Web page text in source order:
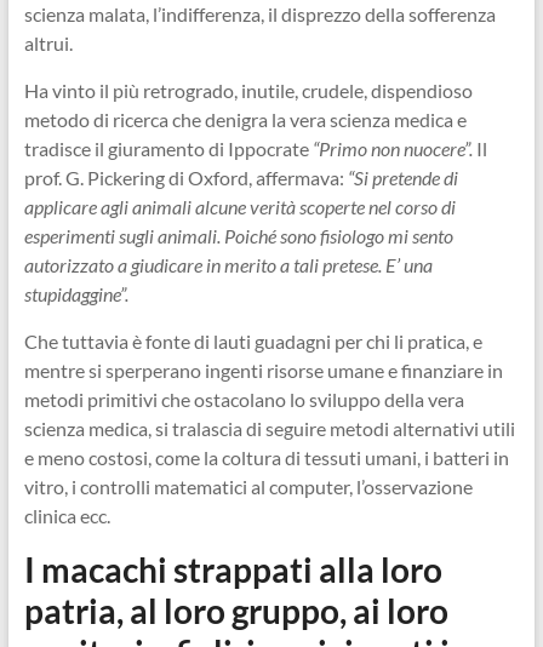
scienza malata, l’indifferenza, il disprezzo della sofferenza
altrui.
Ha vinto il più retrogrado, inutile, crudele, dispendioso
metodo di ricerca che denigra la vera scienza medica e
tradisce il giuramento di Ippocrate “Primo non nuocere”. Il
prof. G. Pickering di Oxford, affermava: “Si pretende di
applicare agli animali alcune verità scoperte nel corso di
esperimenti sugli animali. Poiché sono fisiologo mi sento
autorizzato a giudicare in merito a tali pretese. E’ una
stupidaggine”.
Che tuttavia è fonte di lauti guadagni per chi li pratica, e
mentre si sperperano ingenti risorse umane e finanziare in
metodi primitivi che ostacolano lo sviluppo della vera
scienza medica, si tralascia di seguire metodi alternativi utili
e meno costosi, come la coltura di tessuti umani, i batteri in
vitro, i controlli matematici al computer, l’osservazione
clinica ecc.
I macachi strappati alla loro
patria, al loro gruppo, ai loro